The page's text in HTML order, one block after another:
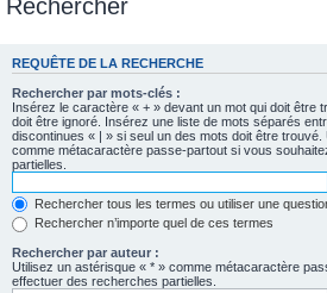
Rechercher
REQUÊTE DE LA RECHERCHE
Rechercher par mots-clés :
Insérez le caractère « + » devant un mot qui doit être
doit être ignoré. Insérez une liste de mots séparés
discontinues « | » si seul un des mots doit être
comme métacaractère passe-partout si vous
partielles.
Rechercher tous les termes ou utiliser une
Rechercher n’importe quel de ces termes
Rechercher par auteur :
Utilisez un astérisque « * » comme métacaractère
effectuer des recherches partielles.